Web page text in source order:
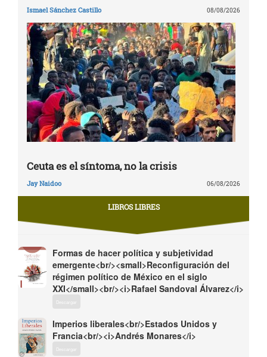
Ismael Sánchez Castillo 08/08/2026
Ceuta es el síntoma, no la crisis
Jay Naidoo 06/08/2026
LIBROS LIBRES
Formas de hacer política y subjetividad
emergente<br/><small>Reconfiguración del
régimen político de México en el siglo
XXI</small><br/><i>Rafael Sandoval Álvarez</i>
Descargar
Imperios liberales<br/>Estados Unidos y
Francia<br/><i>Andrés Monares</i>
Descargar